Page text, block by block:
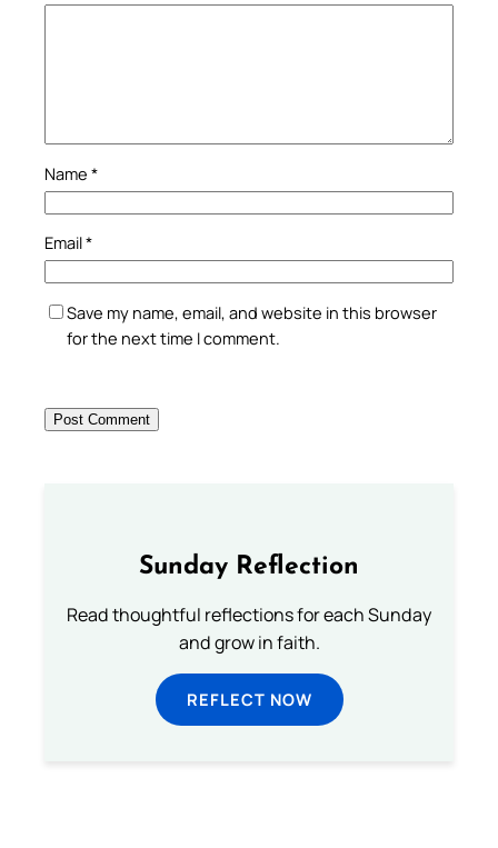
Name *
Email*
Save my name, email, and website in this browser
for the next time I comment.
Sunday Reflection
Read thoughtful reflections for each Sunday
and grow in faith.
REFLECT NOW